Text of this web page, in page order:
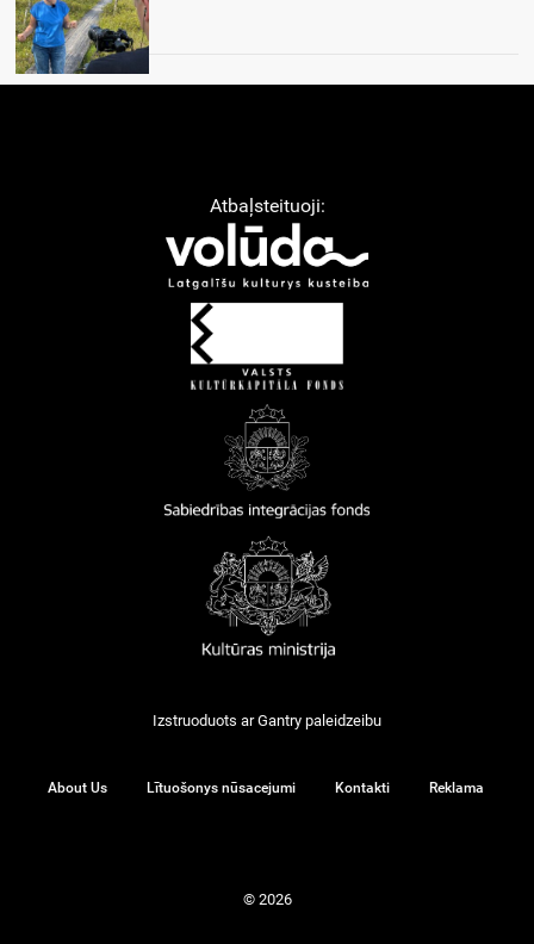
Atbaļsteituoji:
Izstruoduots arGantry paleidzeibu
About Us Lītuošonys nūsacejumi Kontakti Reklama
© 2026